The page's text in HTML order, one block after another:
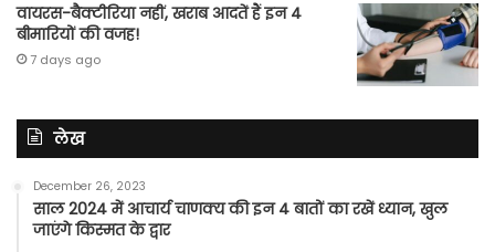
वायरस-बैक्टीरिया नहीं, खराब आदतें हैं इन 4
बीमारियों की वजह!
7 days ago
लेख
December 26, 2023
साल 2024 में आचार्य चाणक्य की इन 4 बातों का रखें ध्यान, खुल
जाएंगे किस्मत के द्वार